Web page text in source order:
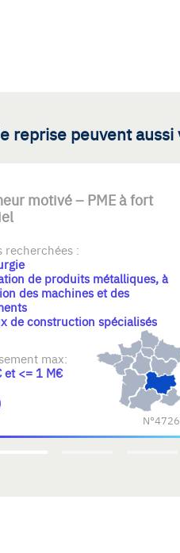
reprise peuvent
motivé – PME à fort
recherchées :
de produits métalliques, à
des machines et des
de construction spécialisés
max:
et <= 1 M€